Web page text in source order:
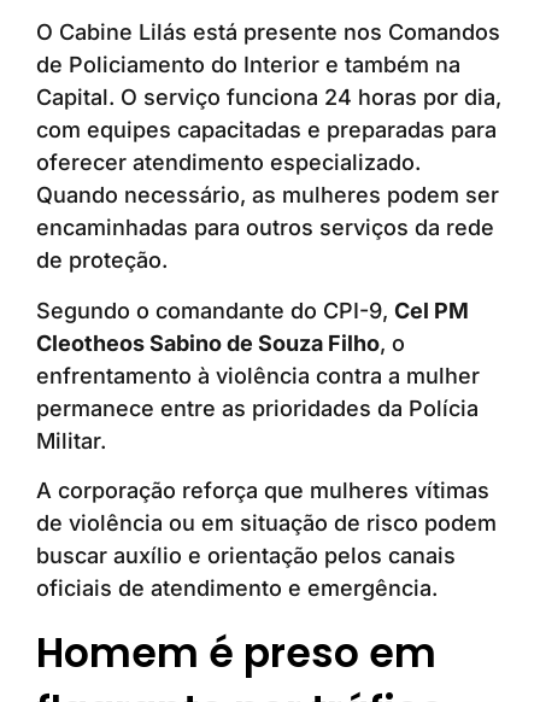
O Cabine Lilás está presente nos Comandos
de Policiamento do Interior e também na
Capital. O serviço funciona 24 horas por dia,
com equipes capacitadas e preparadas para
oferecer atendimento especializado.
Quando necessário, as mulheres podem ser
encaminhadas para outros serviços da rede
de proteção.
Segundo o comandante do CPI-9, Cel PM
Cleotheos Sabino de Souza Filho, o
enfrentamento à violência contra a mulher
permanece entre as prioridades da Polícia
Militar.
A corporação reforça que mulheres vítimas
de violência ou em situação de risco podem
buscar auxílio e orientação pelos canais
oficiais de atendimento e emergência.
Homem é preso em